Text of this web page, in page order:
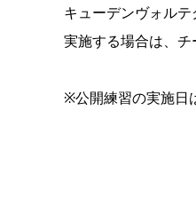
キューデンヴォル
実施する場合は、チ
※公開練習の実施日